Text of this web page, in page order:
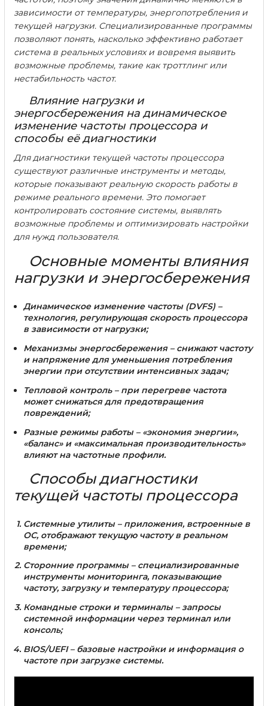
зависимости от температуры, энергопотребления и
текущей нагрузки. Специализированные программы
позволяют понять, насколько эффективно работает
система в реальных условиях и вовремя выявить
возможные проблемы, такие как троттлинг или
нестабильность частот.
Влияние нагрузки и
энергосбережения на динамическое
изменение частоты процессора и
способы её диагностики
Для диагностики текущей частоты процессора
существуют различные инструменты и методы,
которые показывают реальную скорость работы в
режиме реального времени. Это помогает
контролировать состояние системы, выявлять
возможные проблемы и оптимизировать настройки
для нужд пользователя.
Основные моменты влияния
нагрузки и энергосбережения
Динамическое изменение частоты (DVFS) –
технология, регулирующая скорость процессора
в зависимости от нагрузки;
Механизмы энергосбережения– снижают частоту
и напряжение для уменьшения потребления
энергии при отсутствии интенсивных задач;
Тепловой контроль– при перегреве частота
может снижаться для предотвращения
повреждений;
Разные режимы работы– «экономия энергии»,
«баланс» и «максимальная производительность»
влияют на частотные профили.
Способы диагностики
текущей частоты процессора
Системные утилиты– приложения, встроенные в
ОС, отображают текущую частоту в реальном
времени;
Сторонние программы– специализированные
инструменты мониторинга, показывающие
частоту, загрузку и температуру процессора;
Командные строки и терминалы– запросы
системной информации через терминал или
консоль;
BIOS/UEFI– базовые настройки и информация о
частоте при загрузке системы.